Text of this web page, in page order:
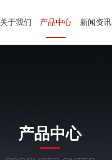
关于我们 产品中心 新闻资讯
产品中心